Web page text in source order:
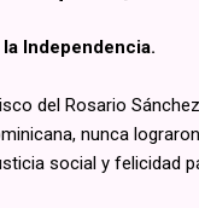
Independencia.
del Rosario
nunca
social y felicidad